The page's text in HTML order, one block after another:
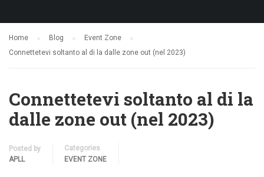
Home Blog
Event Zone
Connettetevi soltanto al di la dalle zone out (nel 2023)
Connettetevi soltanto al di la
dalle zone out (nel 2023)
Posted by
APLL
Categories
EVENT ZONE